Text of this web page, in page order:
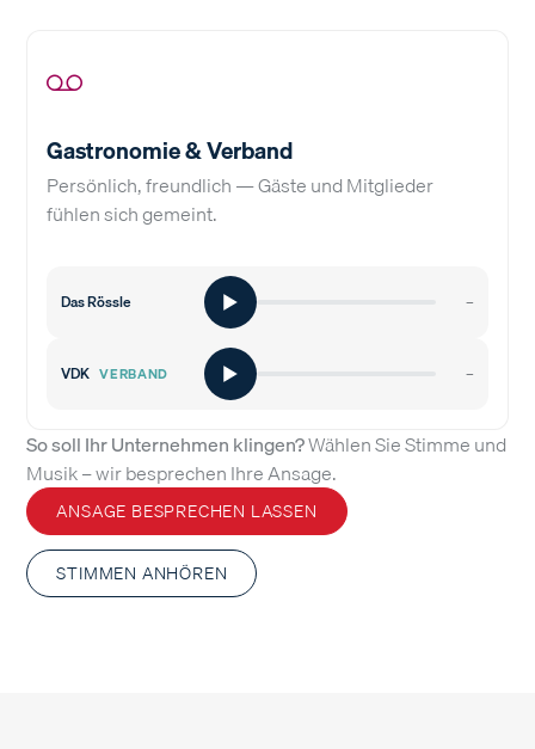
Gastronomie & Verband
Persönlich, freundlich — Gäste und Mitglieder
fühlen sich gemeint.
Das Rössle –
VDK VERBAND –
So soll Ihr Unternehmen klingen?Wählen Sie Stimme und
Musik – wir besprechen Ihre Ansage.
ANSAGE BESPRECHEN LASSEN
STIMMEN ANHÖREN